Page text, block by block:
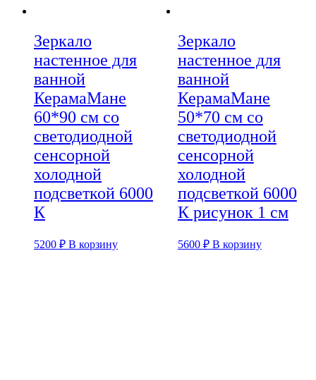
Зеркало
настенное для
ванной
КерамаМане
60*90 см со
светодиодной
сенсорной
холодной
подсветкой 6000
К
5200 ₽ В корзину
Зеркало
настенное для
ванной
КерамаМане
50*70 см со
светодиодной
сенсорной
холодной
подсветкой 6000
К рисунок 1 см
5600 ₽ В корзину